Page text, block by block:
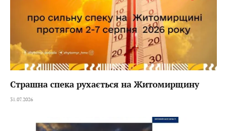
Страшна спека рухається на Житомирщину
31.07.2026